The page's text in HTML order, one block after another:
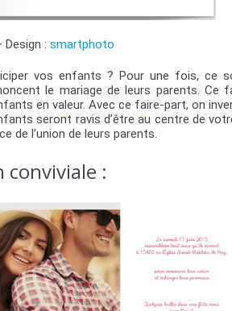
Design : smartphoto
vos enfants ? Pour une fois, ce
le mariage de leurs parents. Ce
en valeur. Avec ce faire-part, on
seront ravis d’être au centre de
de l’union de leurs parents.
conviviale :